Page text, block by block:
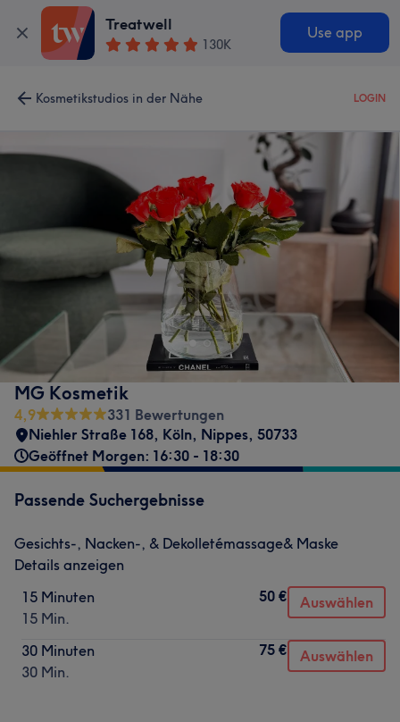
Treatwell
130K
Use app
Kosmetikstudios in der Nähe LOGIN
MG Kosmetik
4,9
331 Bewertungen
Niehler Straße 168, Köln, Nippes, 50733
Geöffnet Morgen: 16:30 - 18:30
Passende Suchergebnisse
Gesichts-, Nacken-, & Dekolletémassage& Maske
Details anzeigen
15 Minuten
15 Min.
50 € Auswählen
30 Minuten
30 Min.
75 € Auswählen